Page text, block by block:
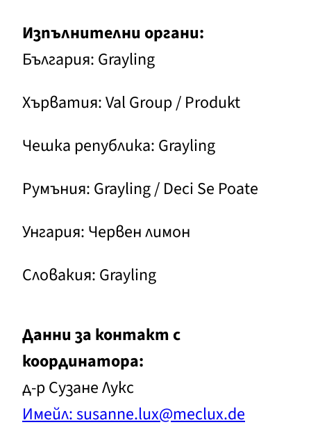
Изпълнителни органи:
България: Grayling
Хърватия: Val Group / Produkt
Чешка република: Grayling
Румъния: Grayling / Deci Se Poate
Унгария: Червен лимон
Словакия: Grayling
Данни за контакт с
координатора:
д-р Сузане Лукс
Имейл: susanne.lux@meclux.de